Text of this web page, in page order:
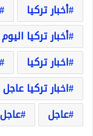
أخبار تركيا
أخبار تركيا
اخبار تركيا
اخبار تركيا عاجل
عاجل